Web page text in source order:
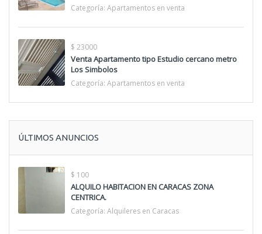
Categoría: Apartamentos en venta
$ 23000
Venta Apartamento tipo Estudio cercano metro
Los Simbolos
Categoría: Apartamentos en venta
ÚLTIMOS ANUNCIOS
$ 100
ALQUILO HABITACION EN CARACAS ZONA
CENTRICA.
Categoría: Alquileres en Caracas